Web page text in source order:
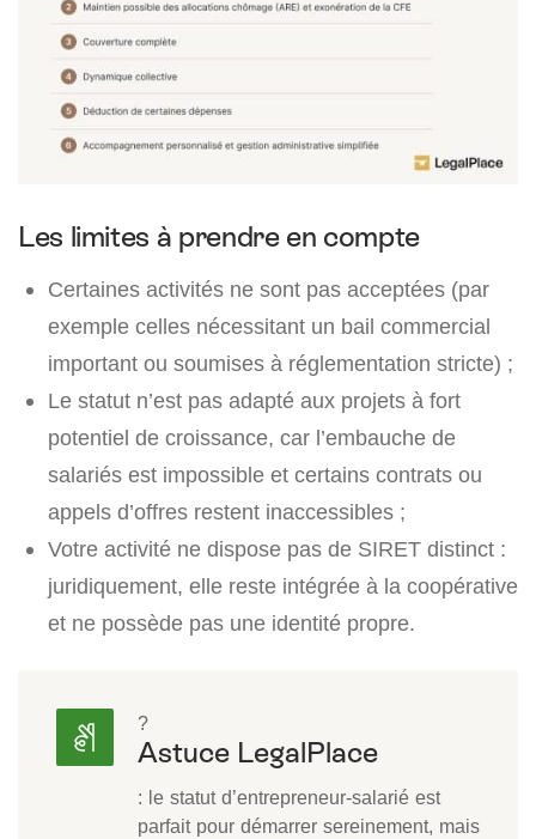
Les limites à prendre en compte
Certaines activités ne sont pas acceptées (par
exemple celles nécessitant un bail commercial
important ou soumises à réglementation stricte) ;
Le statut n’est pas adapté aux projets à fort
potentiel de croissance, car l’embauche de
salariés est impossible et certains contrats ou
appels d’offres restent inaccessibles ;
Votre activité ne dispose pas de SIRET distinct :
juridiquement, elle reste intégrée à la coopérative
et ne possède pas une identité propre.
?
Astuce LegalPlace
: le statut d’entrepreneur-salarié est
parfait pour démarrer sereinement, mais